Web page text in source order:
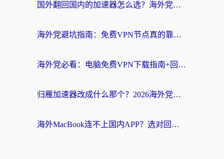
国外翻回国内的加速器怎么选？海外党亲测实用指南，告别地域限制
海外党避坑指南：免费VPN节点真的靠谱吗？教你选对回国加速器无缝访问国内资源
海外党必看：电脑免费VPN下载指南+回国加速器选择全攻略，告别地区限制
归雁加速器改成什么那个？2026海外党回国加速全攻略：告别地区限制，轻松刷剧玩游戏
海外MacBook连不上国内APP？选对回国VPN，告别地区限制的烦恼